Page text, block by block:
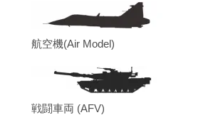
航空機(Air Model)
戦闘車両 (AFV)